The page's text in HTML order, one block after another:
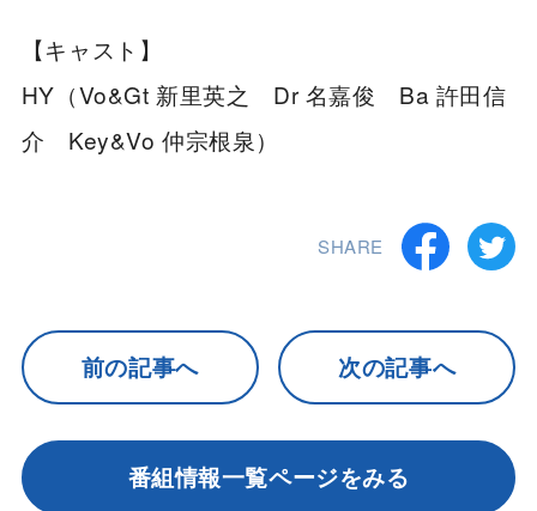
【キャスト】
HY（Vo&Gt 新里英之 Dr 名嘉俊 Ba 許田信
介 Key&Vo 仲宗根泉）
SHARE
前の記事へ 次の記事へ
番組情報一覧ページをみる